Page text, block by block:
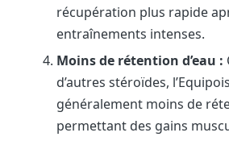
récupération plus rapide
entraînements intenses.
Moins de rétention d’eau :
d’autres stéroïdes,
généralement moins de
permettant des gains